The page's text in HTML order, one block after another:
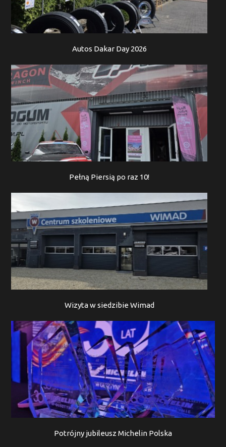
Autos Dakar Day 2026
Pełną Piersią po raz 10!
Wizyta w siedzibie Wimad
Potrójny jubileusz Michelin Polska